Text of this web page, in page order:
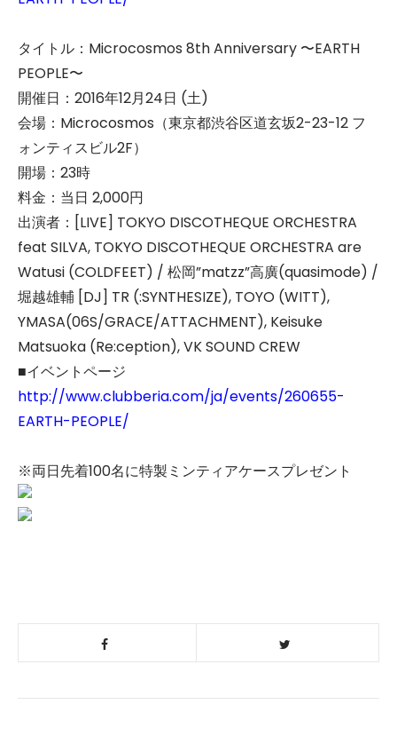
タイトル：Microcosmos 8th Anniversary 〜EARTH
PEOPLE〜
開催日：2016年12月24日 (土)
会場：Microcosmos（東京都渋谷区道玄坂2-23-12 フ
ォンティスビル2F）
開場：23時
料金：当日 2,000円
出演者：[LIVE] TOKYO DISCOTHEQUE ORCHESTRA
feat SILVA, TOKYO DISCOTHEQUE ORCHESTRA are
Watusi (COLDFEET) / 松岡”matzz”高廣(quasimode) /
堀越雄輔 [DJ] TR (:SYNTHESIZE), TOYO (WITT),
YMASA(06S/GRACE/ATTACHMENT), Keisuke
Matsuoka (Re:ception), VK SOUND CREW
■イベントページ
http://www.clubberia.com/ja/events/260655-
EARTH-PEOPLE/
※両日先着100名に特製ミンティアケースプレゼント